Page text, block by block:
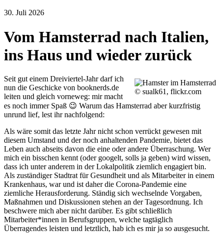
30. Juli 2026
Vom Hamsterrad nach Italien,
ins Haus und wieder zurück
© sualk61, flickr.com
Seit gut einem Dreiviertel-Jahr darf ich
nun die Geschicke von booknerds.de
leiten und gleich vorneweg: mir macht
es noch immer Spaß 😉 Warum das Hamsterrad aber kurzfristig
unrund lief, lest ihr nachfolgend:
Als wäre somit das letzte Jahr nicht schon verrückt gewesen mit
diesem Umstand und der noch anhaltenden Pandemie, bietet das
Leben auch abseits davon die eine oder andere Überraschung. Wer
mich ein bisschen kennt (oder googelt, solls ja geben) wird wissen,
dass ich unter anderem in der Lokalpolitik ziemlich engagiert bin.
Als zuständiger Stadtrat für Gesundheit und als Mitarbeiter in einem
Krankenhaus, war und ist daher die Corona-Pandemie eine
ziemliche Herausforderung. Ständig sich wechselnde Vorgaben,
Maßnahmen und Diskussionen stehen an der Tagesordnung. Ich
beschwere mich aber nicht darüber. Es gibt schließlich
Mitarbeiter*innen in Berufsgruppen, welche tagtäglich
Überragendes leisten und letztlich, hab ich es mir ja so ausgesucht.